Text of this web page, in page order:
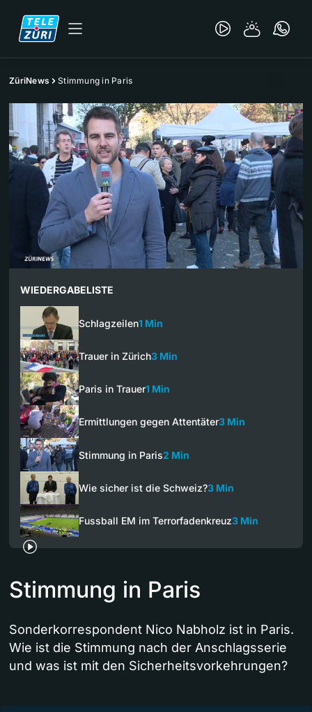
ZüriNews Stimmung in Paris
WIEDERGABELISTE
Schlagzeilen1 Min
Trauer in Zürich3 Min
Paris in Trauer1 Min
Ermittlungen gegen Attentäter3 Min
Stimmung in Paris2 Min
Wie sicher ist die Schweiz?3 Min
Fussball EM im Terrorfadenkreuz3 Min
Stimmung in Paris
Sonderkorrespondent Nico Nabholz ist in Paris.
Wie ist die Stimmung nach der Anschlagsserie
und was ist mit den Sicherheitsvorkehrungen?